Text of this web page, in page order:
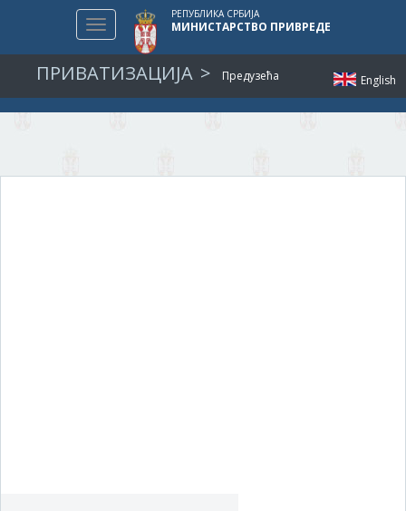
English
Toggle
navigation
РЕПУБЛИКА СРБИЈА
МИНИСТАРСТВО ПРИВРЕДЕ
ПРИВАТИЗАЦИЈА Предузећа